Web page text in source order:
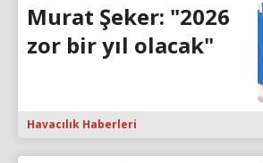
Murat Şeker: "2026
zor bir yıl olacak"
Havacılık Haberleri